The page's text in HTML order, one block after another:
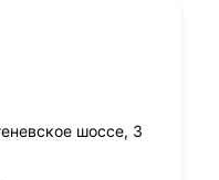
шоссе, 3